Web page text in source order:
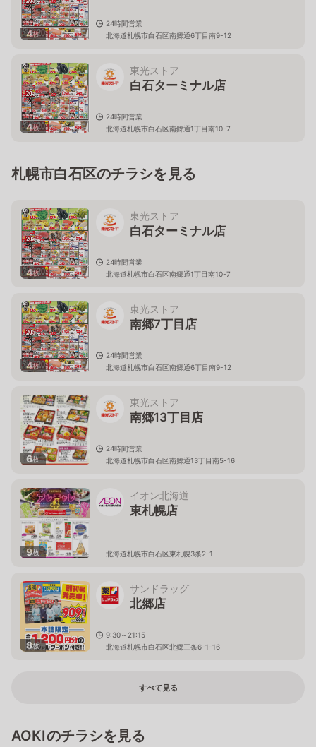
4枚
24時間営業
北海道札幌市白石区南郷通6丁目南9-12
4枚
東光ストア
白石ターミナル店
24時間営業
北海道札幌市白石区南郷通1丁目南10-7
札幌市白石区のチラシを見る
4枚
東光ストア
白石ターミナル店
24時間営業
北海道札幌市白石区南郷通1丁目南10-7
4枚
東光ストア
南郷7丁目店
24時間営業
北海道札幌市白石区南郷通6丁目南9-12
6枚
東光ストア
南郷13丁目店
24時間営業
北海道札幌市白石区南郷通13丁目南5-16
9枚
イオン北海道
東札幌店
北海道札幌市白石区東札幌3条2-1
8枚
サンドラッグ
北郷店
9:30～21:15
北海道札幌市白石区北郷三条6-1-16
すべて見る
AOKIのチラシを見る